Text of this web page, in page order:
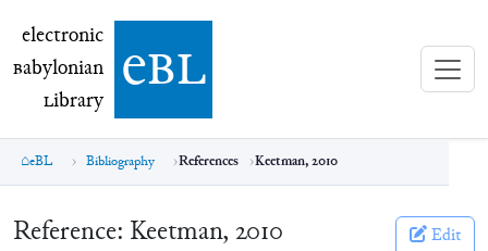
electronic Babylonian Library (eBL)
electronic
Babylonian
Library ebl
eBL Bibliography References Keetman, 2010
Reference: Keetman, 2010 Edit